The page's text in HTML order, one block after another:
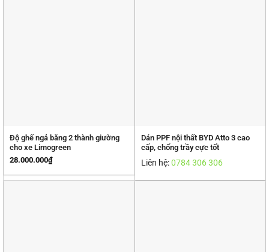
Độ ghế ngả băng 2 thành giường
cho xe Limogreen
28.000.000₫
Dán PPF nội thất BYD Atto 3 cao
cấp, chống trầy cực tốt
Liên hệ:0784 306 306